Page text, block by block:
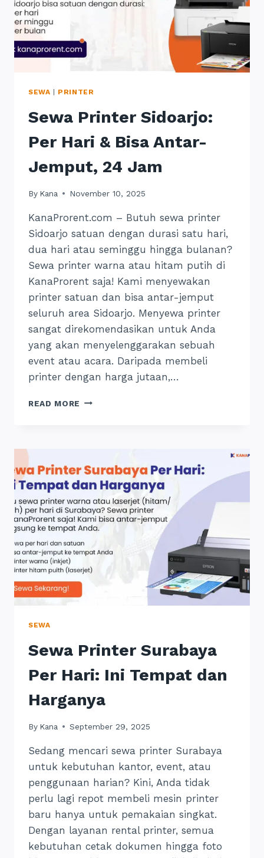
SEWA PRINTER
Sewa Printer Sidoarjo:
Per Hari & Bisa Antar-
Jemput, 24 Jam
By Kana November 10, 2025
KanaProrent.com – Butuh sewa printer
Sidoarjo satuan dengan durasi satu hari,
dua hari atau seminggu hingga bulanan?
Sewa printer warna atau hitam putih di
KanaProrent saja! Kami menyewakan
printer satuan dan bisa antar-jemput
seluruh area Sidoarjo. Menyewa printer
sangat direkomendasikan untuk Anda
yang akan menyelenggarakan sebuah
event atau acara. Daripada membeli
printer dengan harga jutaan,…
READ MORE SEWA
BISA
ANTAR-
JEMPUT,
24
JAM
SEWA
Sewa Printer Surabaya
Per Hari: Ini Tempat dan
Harganya
By Kana September 29, 2025
Sedang mencari sewa printer Surabaya
untuk kebutuhan kantor, event, atau
penggunaan harian? Kini, Anda tidak
perlu lagi repot membeli mesin printer
baru hanya untuk pemakaian singkat.
Dengan layanan rental printer, semua
kebutuhan cetak dokumen hingga foto